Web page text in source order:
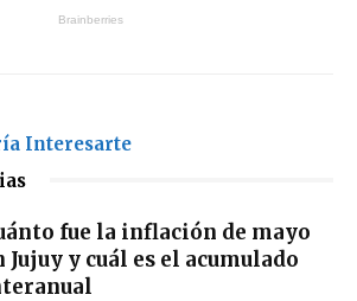
Interesarte
fue la inflación de mayo
Jujuy y cuál es el acumulado